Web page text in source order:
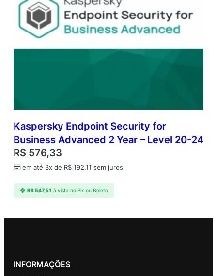
Kaspersky Endpoint Security for
Business Advanced 2 Year – Level 20-24
R$ 576,33
em até 3x de R$ 192,11 sem juros
R$547,51 à vista no Pix ou Boleto
INFORMAÇÕES